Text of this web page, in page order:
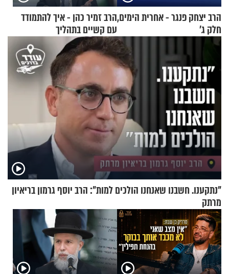
הרב יצחק פנגר - אחרית הימים,
חלק ג’
הרב זמיר כהן - איך להתמודד
עם קשיים בתהליך
ההתחזקות?
"נתקענו. חשבנו שאנחנו הולכים למות": הרב יוסף גרמון בריאיון
מרתק